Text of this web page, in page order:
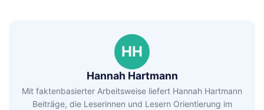
HH
Hannah Hartmann
Mit faktenbasierter Arbeitsweise liefert Hannah Hartmann
Beiträge, die Leserinnen und Lesern Orientierung im